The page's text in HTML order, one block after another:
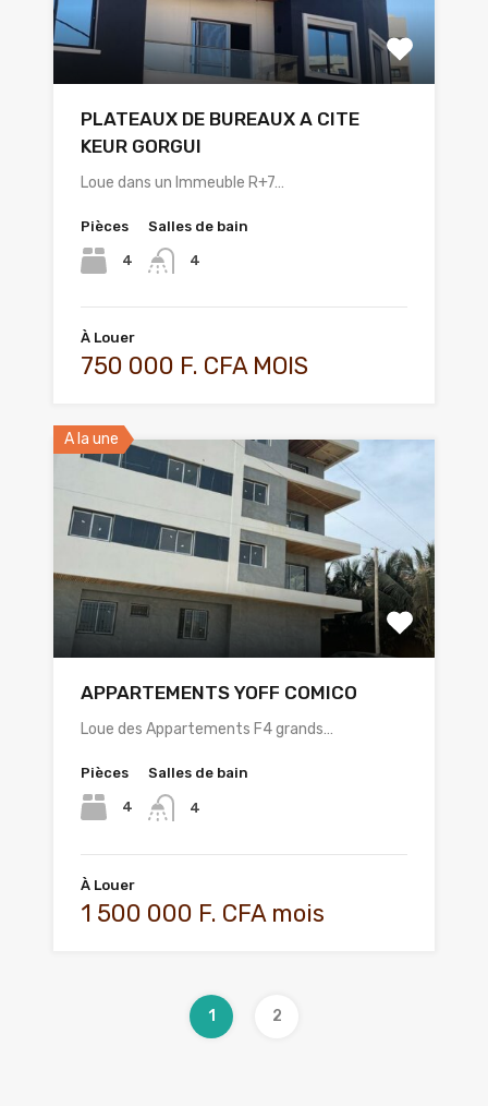
PLATEAUX DE BUREAUX A CITE
KEUR GORGUI
Loue dans un Immeuble R+7…
Pièces
4
Salles de bain
4
À Louer
750 000 F. CFA MOIS
A la une
APPARTEMENTS YOFF COMICO
Loue des Appartements F4 grands…
Pièces
4
Salles de bain
4
À Louer
1 500 000 F. CFA mois
1 2